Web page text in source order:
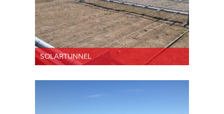
SOLARTUNNEL